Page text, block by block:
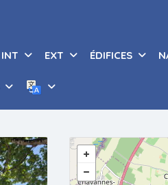
INT EXT ÉDIFICES